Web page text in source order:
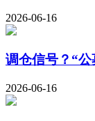
2026-06-16
调仓信号？“公
2026-06-16